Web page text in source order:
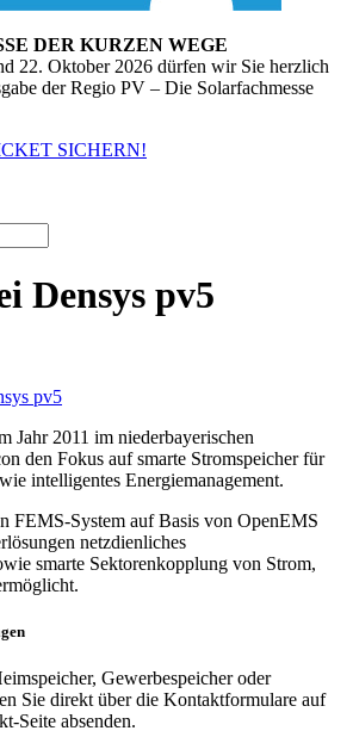
DER KURZEN WEGE
22. Oktober 2026 dürfen wir Sie herzlich
der Regio PV – Die Solarfachmesse
SICHERN!
Densys pv5
pv5
Jahr 2011 im niederbayerischen
den Fokus auf smarte Stromspeicher für
intelligentes Energiemanagement.
FEMS-System auf Basis von OpenEMS
netzdienliches
smarte Sektorenkopplung von Strom,
Gewerbespeicher oder
Sie direkt über die Kontaktformulare auf
Seite absenden.